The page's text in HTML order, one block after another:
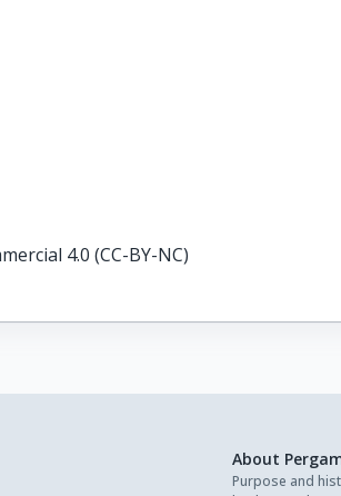
4.0 (CC-BY-NC)
About
Purpose and